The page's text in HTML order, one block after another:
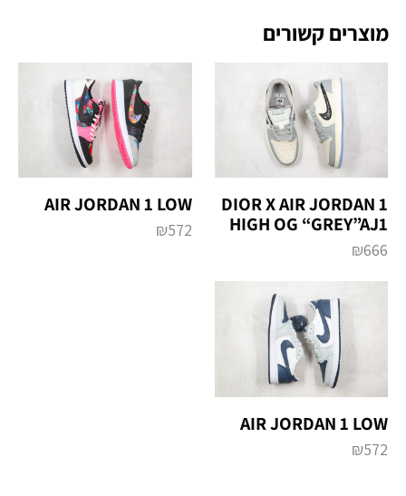
מוצרים קשורים
DIOR X AIR JORDAN 1
HIGH OG “GREY”AJ1
₪666
AIR JORDAN 1 LOW
₪572
AIR JORDAN 1 LOW
₪572